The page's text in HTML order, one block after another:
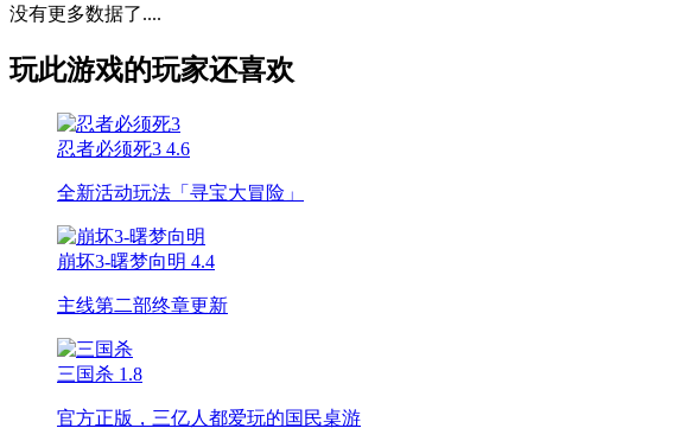
没有更多数据了....
玩此游戏的玩家还喜欢
忍者必须死3 4.6
全新活动玩法「寻宝大冒险」
崩坏3-曙梦向明 4.4
主线第二部终章更新
三国杀 1.8
官方正版，三亿人都爱玩的国民桌游